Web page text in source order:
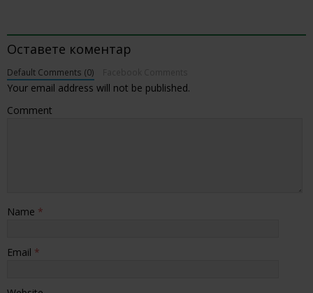
Оставете коментар
Default Comments (0)
Your email address will not be published.
Comment
Name *
Email *